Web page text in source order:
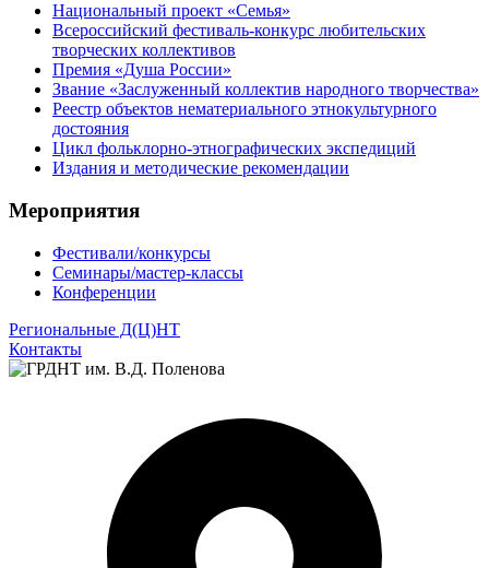
Национальный проект «Семья»
Всероссийский фестиваль-конкурс любительских
творческих коллективов
Премия «Душа России»
Звание «Заслуженный коллектив народного творчества»
Реестр объектов нематериального этнокультурного
достояния
Цикл фольклорно-этнографических экспедиций
Издания и методические рекомендации
Мероприятия
Фестивали/конкурсы
Семинары/мастер-классы
Конференции
Региональные Д(Ц)НТ
Контакты